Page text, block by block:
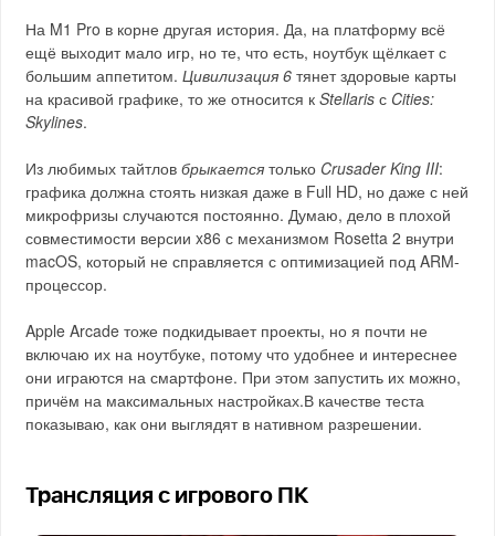
На M1 Pro в корне другая история. Да, на платформу всё
ещё выходит мало игр, но те, что есть, ноутбук щёлкает с
большим аппетитом.Цивилизация 6 тянет здоровые карты
на красивой графике, то же относится кStellaris с Cities:
Skylines.
Из любимых тайтловбрыкается только Crusader King III:
графика должна стоять низкая даже в Full HD, но даже с ней
микрофризы случаются постоянно. Думаю, дело в плохой
совместимости версии x86 с механизмом Rosetta 2 внутри
macOS, который не справляется с оптимизацией под ARM-
процессор.
Apple Arcade тоже подкидывает проекты, но я почти не
включаю их на ноутбуке, потому что удобнее и интереснее
они играются на смартфоне. При этом запустить их можно,
причём на максимальных настройках.В качестве теста
показываю, как они выглядят в нативном разрешении.
Трансляция с игрового ПК